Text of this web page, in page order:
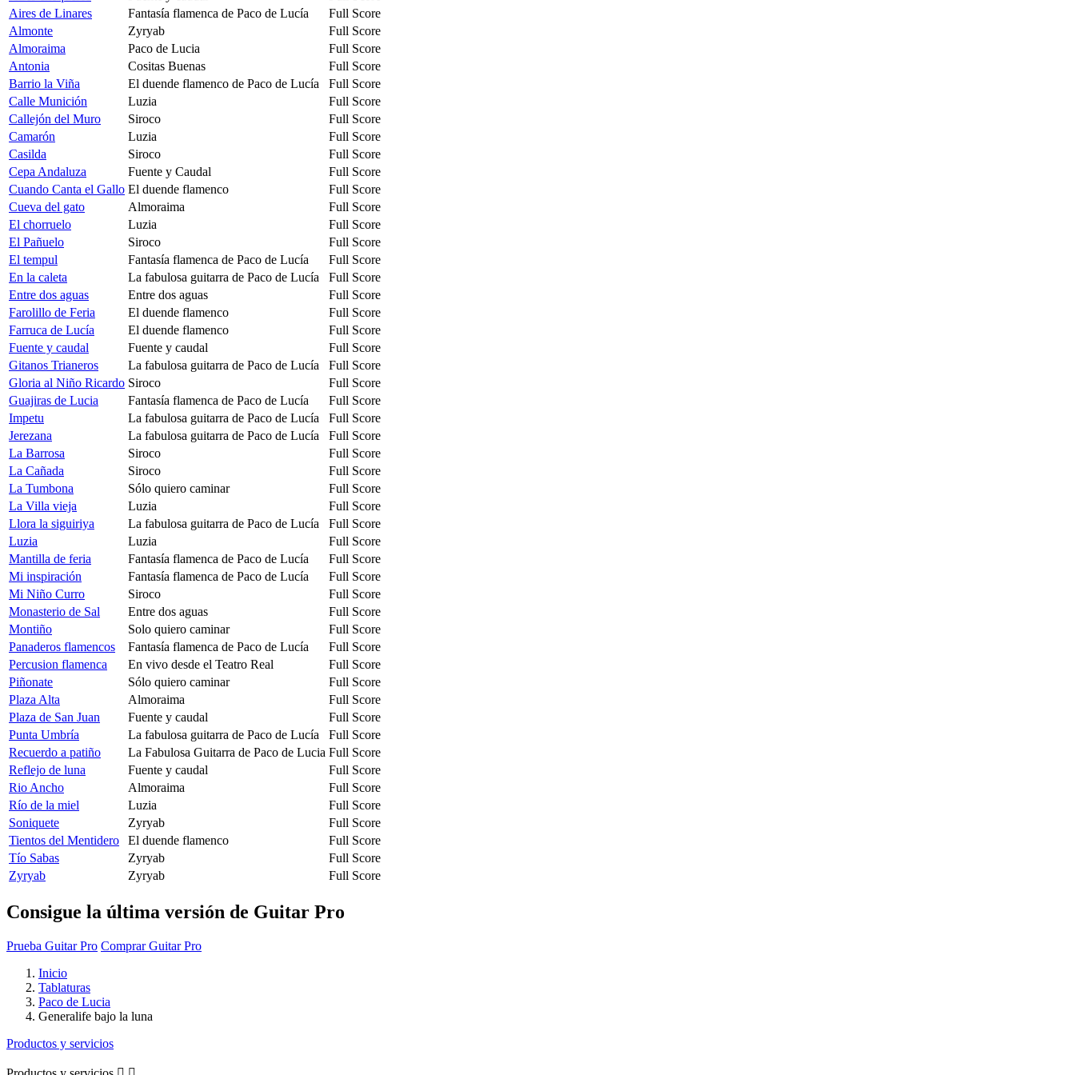
Aires de Linares
Fantasía flamenca de Paco de Lucía
Full Score
Almonte
Zyryab
Full Score
Almoraima
Paco de Lucia
Full Score
Antonia
Cositas Buenas
Full Score
Barrio la Viña
El duende flamenco de Paco de Lucía
Full Score
Calle Munición
Luzia
Full Score
Callejón del Muro
Siroco
Full Score
Camarón
Luzia
Full Score
Casilda
Siroco
Full Score
Cepa Andaluza
Fuente y Caudal
Full Score
Cuando Canta el Gallo El duende flamenco
Full Score
Cueva del gato
Almoraima
Full Score
El chorruelo
Luzia
Full Score
El Pañuelo
Siroco
Full Score
El tempul
Fantasía flamenca de Paco de Lucía
Full Score
En la caleta
La fabulosa guitarra de Paco de Lucía
Full Score
Entre dos aguas
Entre dos aguas
Full Score
Farolillo de Feria
El duende flamenco
Full Score
Farruca de Lucía
El duende flamenco
Full Score
Fuente y caudal
Fuente y caudal
Full Score
Gitanos Trianeros
La fabulosa guitarra de Paco de Lucía
Full Score
Gloria al Niño Ricardo Siroco
Full Score
Guajiras de Lucia
Fantasía flamenca de Paco de Lucía
Full Score
Impetu
La fabulosa guitarra de Paco de Lucía
Full Score
Jerezana
La fabulosa guitarra de Paco de Lucía
Full Score
La Barrosa
Siroco
Full Score
La Cañada
Siroco
Full Score
La Tumbona
Sólo quiero caminar
Full Score
La Villa vieja
Luzia
Full Score
Llora la siguiriya
La fabulosa guitarra de Paco de Lucía
Full Score
Luzia
Luzia
Full Score
Mantilla de feria
Fantasía flamenca de Paco de Lucía
Full Score
Mi inspiración
Fantasía flamenca de Paco de Lucía
Full Score
Mi Niño Curro
Siroco
Full Score
Monasterio de Sal
Entre dos aguas
Full Score
Montiño
Solo quiero caminar
Full Score
Panaderos flamencos
Fantasía flamenca de Paco de Lucía
Full Score
Percusion flamenca
En vivo desde el Teatro Real
Full Score
Piñonate
Sólo quiero caminar
Full Score
Plaza Alta
Almoraima
Full Score
Plaza de San Juan
Fuente y caudal
Full Score
Punta Umbría
La fabulosa guitarra de Paco de Lucía
Full Score
Recuerdo a patiño
La Fabulosa Guitarra de Paco de Lucia Full Score
Reflejo de luna
Fuente y caudal
Full Score
Rio Ancho
Almoraima
Full Score
Río de la miel
Luzia
Full Score
Soniquete
Zyryab
Full Score
Tientos del Mentidero
El duende flamenco
Full Score
Tío Sabas
Zyryab
Full Score
Zyryab
Zyryab Full Score
Consigue la última versión de Guitar Pro
Prueba Guitar Pro Comprar Guitar Pro
Inicio
Tablaturas
Paco de Lucia
Generalife bajo la luna
Productos y servicios